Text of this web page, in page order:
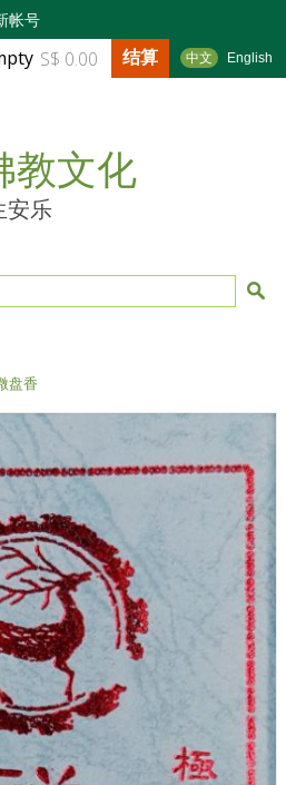
帐号
中文 English
S$ 0.00 结算
教文化
安乐
盘香